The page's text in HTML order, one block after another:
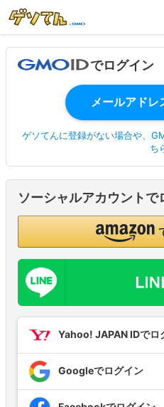
でログイン
ゲソてんに登録がない場合や、
ち
ソーシャルアカウントで
Yahoo! JAPAN IDでロ
Googleでログイン